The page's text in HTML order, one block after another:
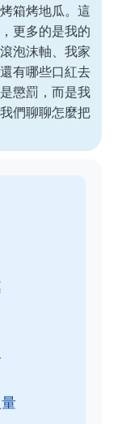
箱烤地瓜。這
更多的是我的
泡沫軸、我家
有哪些口紅去
懲罰，而是我
們聊聊怎麼把